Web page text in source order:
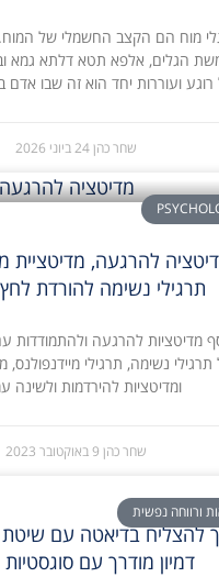
מוח הם הקצב החשמלי של
הגלים, אלפא תטא דלתא גמא
ועוררות יחד הוא זה שבו
שחר כהן24 ביוני 2026
להרגעה, מדיטציית
תרגילי נשימה להורדת
מדיטציות להרגעה ולהתמודדות
תרגילי נשימה, תרגילי מיידנפולנס,
ומדיטציות להירדמות ולשינה
שחר כהן 9 באוקטובר 2023
ורווחה נפשית
דמיון מודרך עם סוגסטיות NLP)